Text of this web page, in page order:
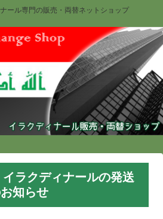
ール専門の販売・両替ネットショップ
ラクディナールの発送
知らせ